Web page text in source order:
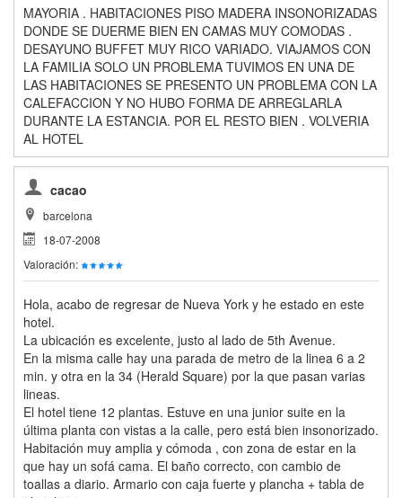
MAYORIA . HABITACIONES PISO MADERA INSONORIZADAS
DONDE SE DUERME BIEN EN CAMAS MUY COMODAS .
DESAYUNO BUFFET MUY RICO VARIADO. VIAJAMOS CON
LA FAMILIA SOLO UN PROBLEMA TUVIMOS EN UNA DE
LAS HABITACIONES SE PRESENTO UN PROBLEMA CON LA
CALEFACCION Y NO HUBO FORMA DE ARREGLARLA
DURANTE LA ESTANCIA. POR EL RESTO BIEN . VOLVERIA
AL HOTEL
cacao
barcelona
18-07-2008
Valoración:
Hola, acabo de regresar de Nueva York y he estado en este
hotel.
La ubicación es excelente, justo al lado de 5th Avenue.
En la misma calle hay una parada de metro de la linea 6 a 2
min. y otra en la 34 (Herald Square) por la que pasan varias
lineas.
El hotel tiene 12 plantas. Estuve en una junior suite en la
última planta con vistas a la calle, pero está bien insonorizado.
Habitación muy amplia y cómoda , con zona de estar en la
que hay un sofá cama. El baño correcto, con cambio de
toallas a diario. Armario con caja fuerte y plancha + tabla de